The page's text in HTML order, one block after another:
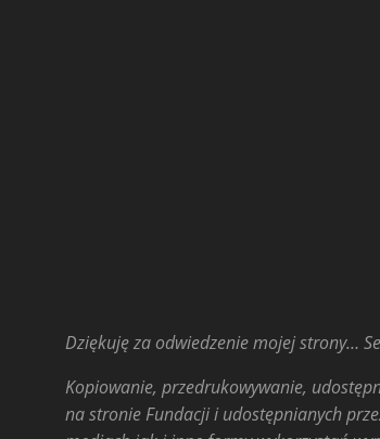
Dziękuję za odwiedzenie mojej strony…
Kopiowanie, przedrukowywanie,
na stronie Fundacji i udostępnianych